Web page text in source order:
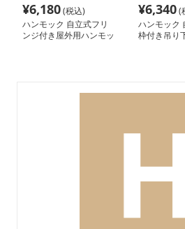
¥6,180(税込)
ハンモック 自立式フリ
ンジ付き屋外用ハンモッ
¥6,340(
ハンモック
枠付き吊り